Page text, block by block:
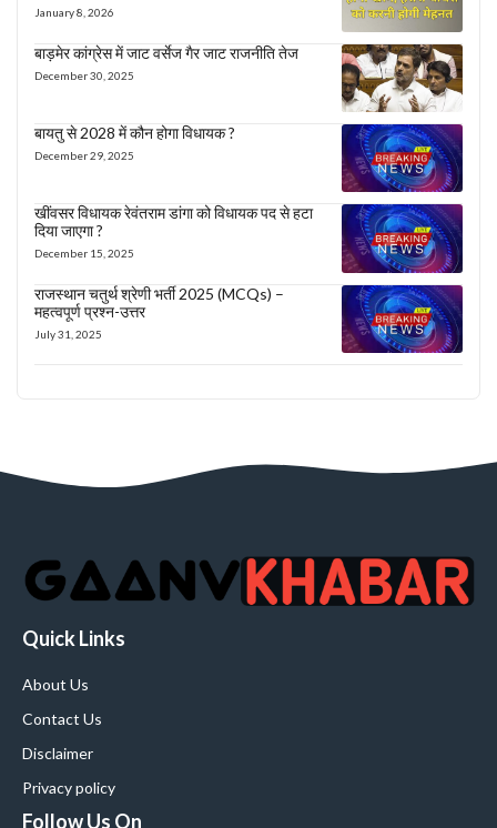
January 8, 2026
बाड़मेर कांग्रेस में जाट वर्सेज गैर जाट राजनीति तेज
December 30, 2025
बायतु से 2028 में कौन होगा विधायक ?
December 29, 2025
खींवसर विधायक रेवंतराम डांगा को विधायक पद से हटा
दिया जाएगा ?
December 15, 2025
राजस्थान चतुर्थ श्रेणी भर्ती 2025 (MCQs) –
महत्वपूर्ण प्रश्न-उत्तर
July 31, 2025
Quick Links
About Us
Contact Us
Disclaimer
Privacy policy
Follow Us On